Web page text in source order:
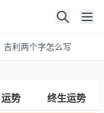
吉利两个字怎么写
势 终生运势